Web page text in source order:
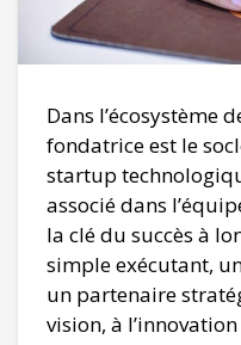
Dans l’écosystème
fondatrice est le
startup
associé dans
la clé du succès à
simple exécutant,
un partenaire
vision, à